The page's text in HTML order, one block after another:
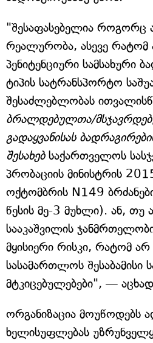
"შესაფასებელია როგორც
რეალურობა, ასევე
პენიტენციური სამსახური
ტიპის სატრანსპორტო
შესაძლებლობას
ბრალდებულთა/
გადაყვანისას
შესახებსაქართველოს
პრობაციის მინისტრის
ოქტომბრის N149
წესის მე-3 მუხლი). ან, თუ
სააკაშვილის
მყისიერი რისკი, რატომ არ
სასამართლოს შესაბამისი
მტკიცებულებები", —
ორგანიზაცია მოუწოდებს
ხელისუფლებას